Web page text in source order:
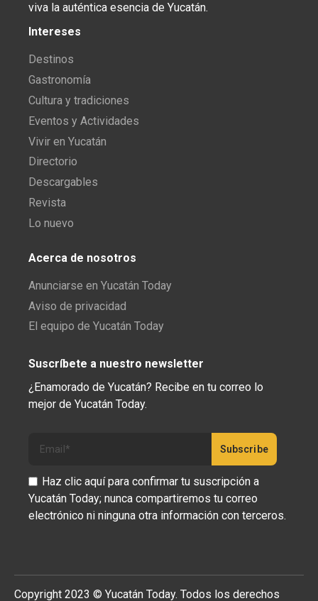
viva la auténtica esencia de Yucatán.
Intereses
Destinos
Gastronomía
Cultura y tradiciones
Eventos y Actividades
Vivir en Yucatán
Directorio
Descargables
Revista
Lo nuevo
Acerca de nosotros
Anunciarse en Yucatán Today
Aviso de privacidad
El equipo de Yucatán Today
Suscríbete a nuestro newsletter
¿Enamorado de Yucatán? Recibe en tu correo lo
mejor de Yucatán Today.
Haz clic aquí para confirmar tu suscripción a
Yucatán Today; nunca compartiremos tu correo
electrónico ni ninguna otra información con terceros.
Copyright 2023 © Yucatán Today. Todos los derechos